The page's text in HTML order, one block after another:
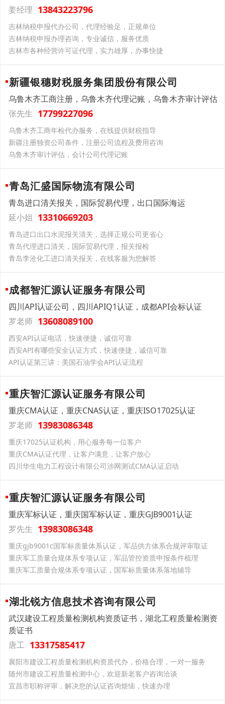
姜经理 13843223796
吉林纳税申报代办公司，代理经验足，正规单位
吉林纳税申报办理咨询，专业诚信，服务优质
吉林市各种经营许可证代理，实力雄厚，办事快捷
新疆银穗财税服务集团股份有限公司
乌鲁木齐工商注册，乌鲁木齐代理记账，乌鲁木齐审计评估
张先生 17799227096
乌鲁木齐工商年检代办服务，在线提供财税指导
新疆注册独资公司条件，注册公司流程及费用咨询
乌鲁木齐审计评估，会计公司代理记账
青岛汇盛国际物流有限公司
青岛进口清关报关，国际贸易代理，出口国际海运
延小姐 13310669203
青岛进口出口水泥报关清关，选择正规公司更省心
青岛代理进口清关，国际贸易代理，报关报检
青岛李沧化工进口清关报关，在线客服为您解答
成都智汇源认证服务有限公司
四川API认证公司，四川APIQ1认证，成都API会标认证
罗老师 13608089100
西安API认证电话，快速便捷，诚信可靠
西安API有哪些安全认证方式，快速便捷，诚信可靠
API认证第三讲：美国石油学会API认证流程
重庆智汇源认证服务有限公司
重庆CMA认证，重庆CNAS认证，重庆ISO17025认证
罗老师 13983086348
重庆17025认证机构，用心服务每一位客户
重庆CMA认证代理，让客户满意，让客户放心
四川华生电力工程设计有限公司涉网测试CMA认证启动
重庆智汇源认证服务有限公司
重庆军标认证，重庆国军标认证，重庆GJB9001认证
罗先生 13983086348
重庆gjb9001c国军标质量体系认证，军品供方体系合规评审取证
重庆军工质量合规体系专项认证，军品管控资质申报条件梳理
重庆军工质量合规体系专项认证，国军标质量体系落地辅导
湖北锐方信息技术咨询有限公司
武汉建设工程质量检测机构资质证书，湖北工程质量检测资
质证书
唐工 13317585417
襄阳市建设工程质量检测机构资质代办，价格合理，一对一服务
随州市建设工程质量检测中心，欢迎新老客户咨询洽谈
宜昌市职称评审，解决您的认证咨询烦恼，快速办理